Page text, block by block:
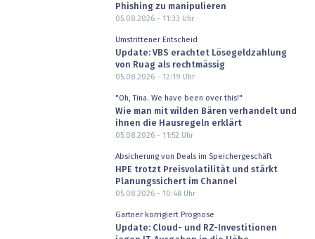
Phishing zu manipulieren
05.08.2026 - 11:33 Uhr
Umstrittener Entscheid
Update: VBS erachtet Lösegeldzahlung
von Ruag als rechtmässig
05.08.2026 - 12:19 Uhr
"Oh, Tina. We have been over this!"
Wie man mit wilden Bären verhandelt und
ihnen die Hausregeln erklärt
05.08.2026 - 11:52 Uhr
Absicherung von Deals im Speichergeschäft
HPE trotzt Preisvolatilität und stärkt
Planungssichert im Channel
05.08.2026 - 10:48Uhr
Gartner korrigiert Prognose
Update: Cloud- und RZ-Investitionen